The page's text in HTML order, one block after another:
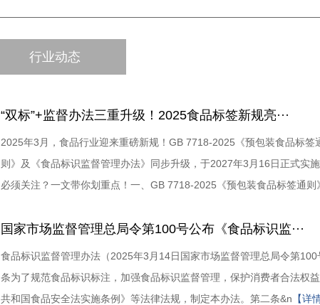
行业动态
“双标”+监督办法三重升级！2025食品标签新规亮···
2025年3月，食品行业迎来重磅新规！GB 7718-2025《预包装食品标
则》及《食品标识监督管理办法》同步升级，于2027年3月16日正式实
必须关注？一文带你划重点！一、GB 7718-2025《预包装食品标签通
国家市场监督管理总局令第100号公布《食品标识监···
食品标识监督管理办法（2025年3月14日国家市场监督管理总局令第
条为了规范食品标识标注，加强食品标识监督管理，保护消费者合法权
共和国食品安全法实施条例》等法律法规，制定本办法。第二条&n 【详